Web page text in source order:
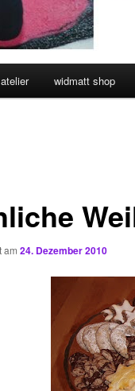
widmatt shop
am 24. Dezember 2010